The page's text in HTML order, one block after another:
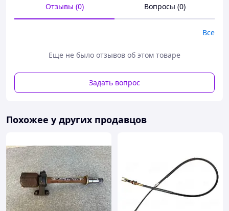
Отзывы (0) Вопросы (0)
Все
Еще не было отзывов об этом товаре
Задать вопрос
Похожее у других продавцов